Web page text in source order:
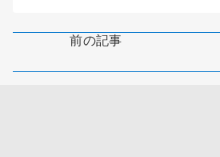
前の記事